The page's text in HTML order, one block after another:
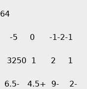
-5 0 -1-2-1
1 3250 1 2 1
4.5+ 9- 2-